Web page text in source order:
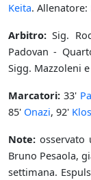
Keita. Allenatore:
Arbitro: Sig.
Padovan -
Sigg. Mazzoleni
Marcatori: 33'
85' Onazi, 92'
Note:
Bruno Pesaola,
settimana.